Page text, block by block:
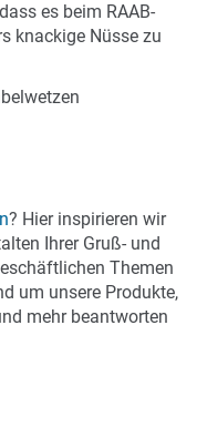
es beim RAAB-
knackige Nüsse zu
? Hier inspirieren wir
Ihrer Gruß- und
Themen
um unsere Produkte,
mehr beantworten